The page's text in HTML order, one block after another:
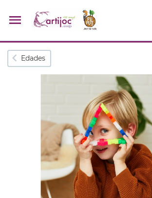
Búsquedas populares
muñeca Parchís Moulin
kidynight Puzzle
Edades